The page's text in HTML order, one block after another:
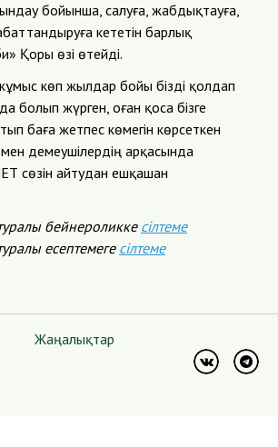
бойынша, салуға, жабдықтауға,
кететін барлық
Қоры өзі өтейді.
көп жылдар бойы бізді қолдап
болып жүрген, оған қоса бізге
баға жетпес көмегін көрсеткен
демеушілердің арқасында
сөзін айтудан ешқашан
бейнероликке сілтеме
есептемеге сілтеме
Жаңалықтар